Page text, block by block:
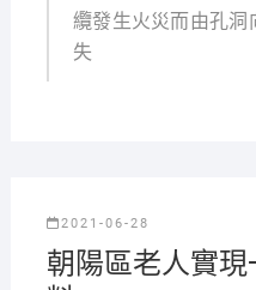
纜發生火災而由孔洞
失
2021-06-28
朝陽區老人實